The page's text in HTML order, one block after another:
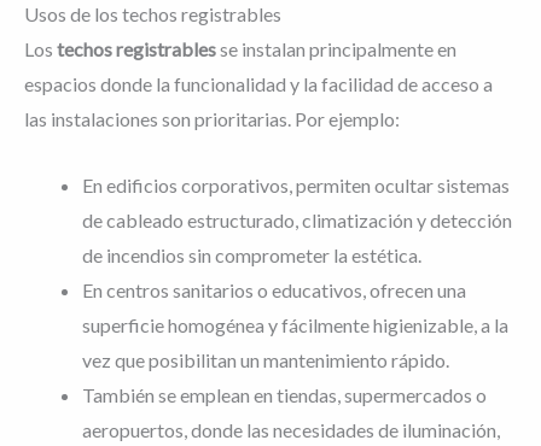
Usos de los techos registrables
Los techos registrablesse instalan principalmente en
espacios donde la funcionalidad y la facilidad de acceso a
las instalaciones son prioritarias. Por ejemplo:
En edificios corporativos, permiten ocultar sistemas
de cableado estructurado, climatización y detección
de incendios sin comprometer la estética.
En centros sanitarios o educativos, ofrecen una
superficie homogénea y fácilmente higienizable, a la
vez que posibilitan un mantenimiento rápido.
También se emplean en tiendas, supermercados o
aeropuertos, donde las necesidades de iluminación,